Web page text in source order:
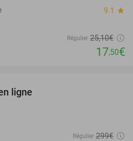
9.1 star
Régulier 25,10€
17,50€
ligne
Régulier 299€